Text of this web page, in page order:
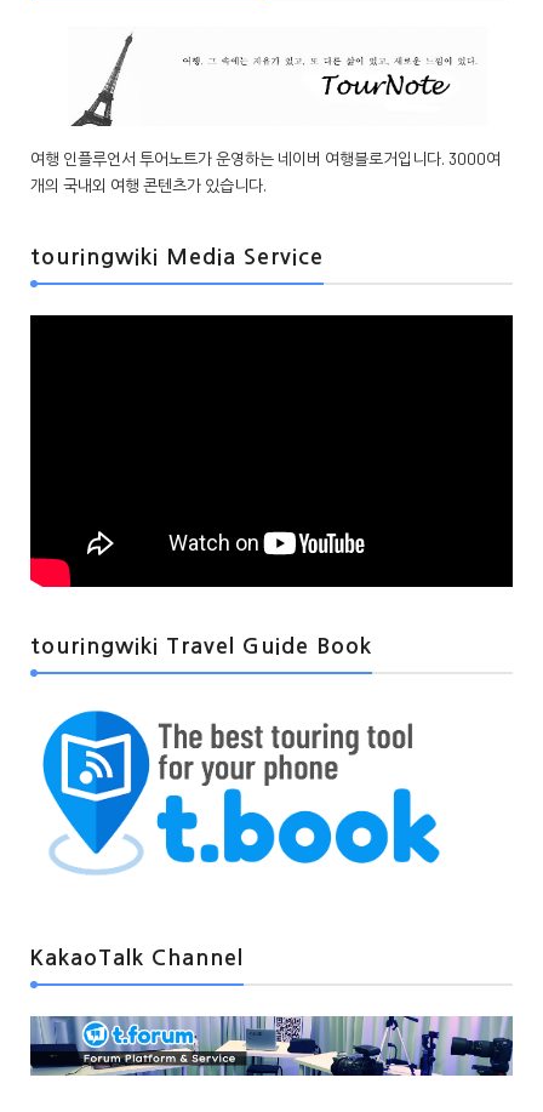
여행 인플루언서 투어노트가 운영하는 네이버 여행블로거입니다. 3000여
개의 국내외 여행 콘텐츠가 있습니다.
touringwiki Media Service
touringwiki Travel Guide Book
KakaoTalk Channel